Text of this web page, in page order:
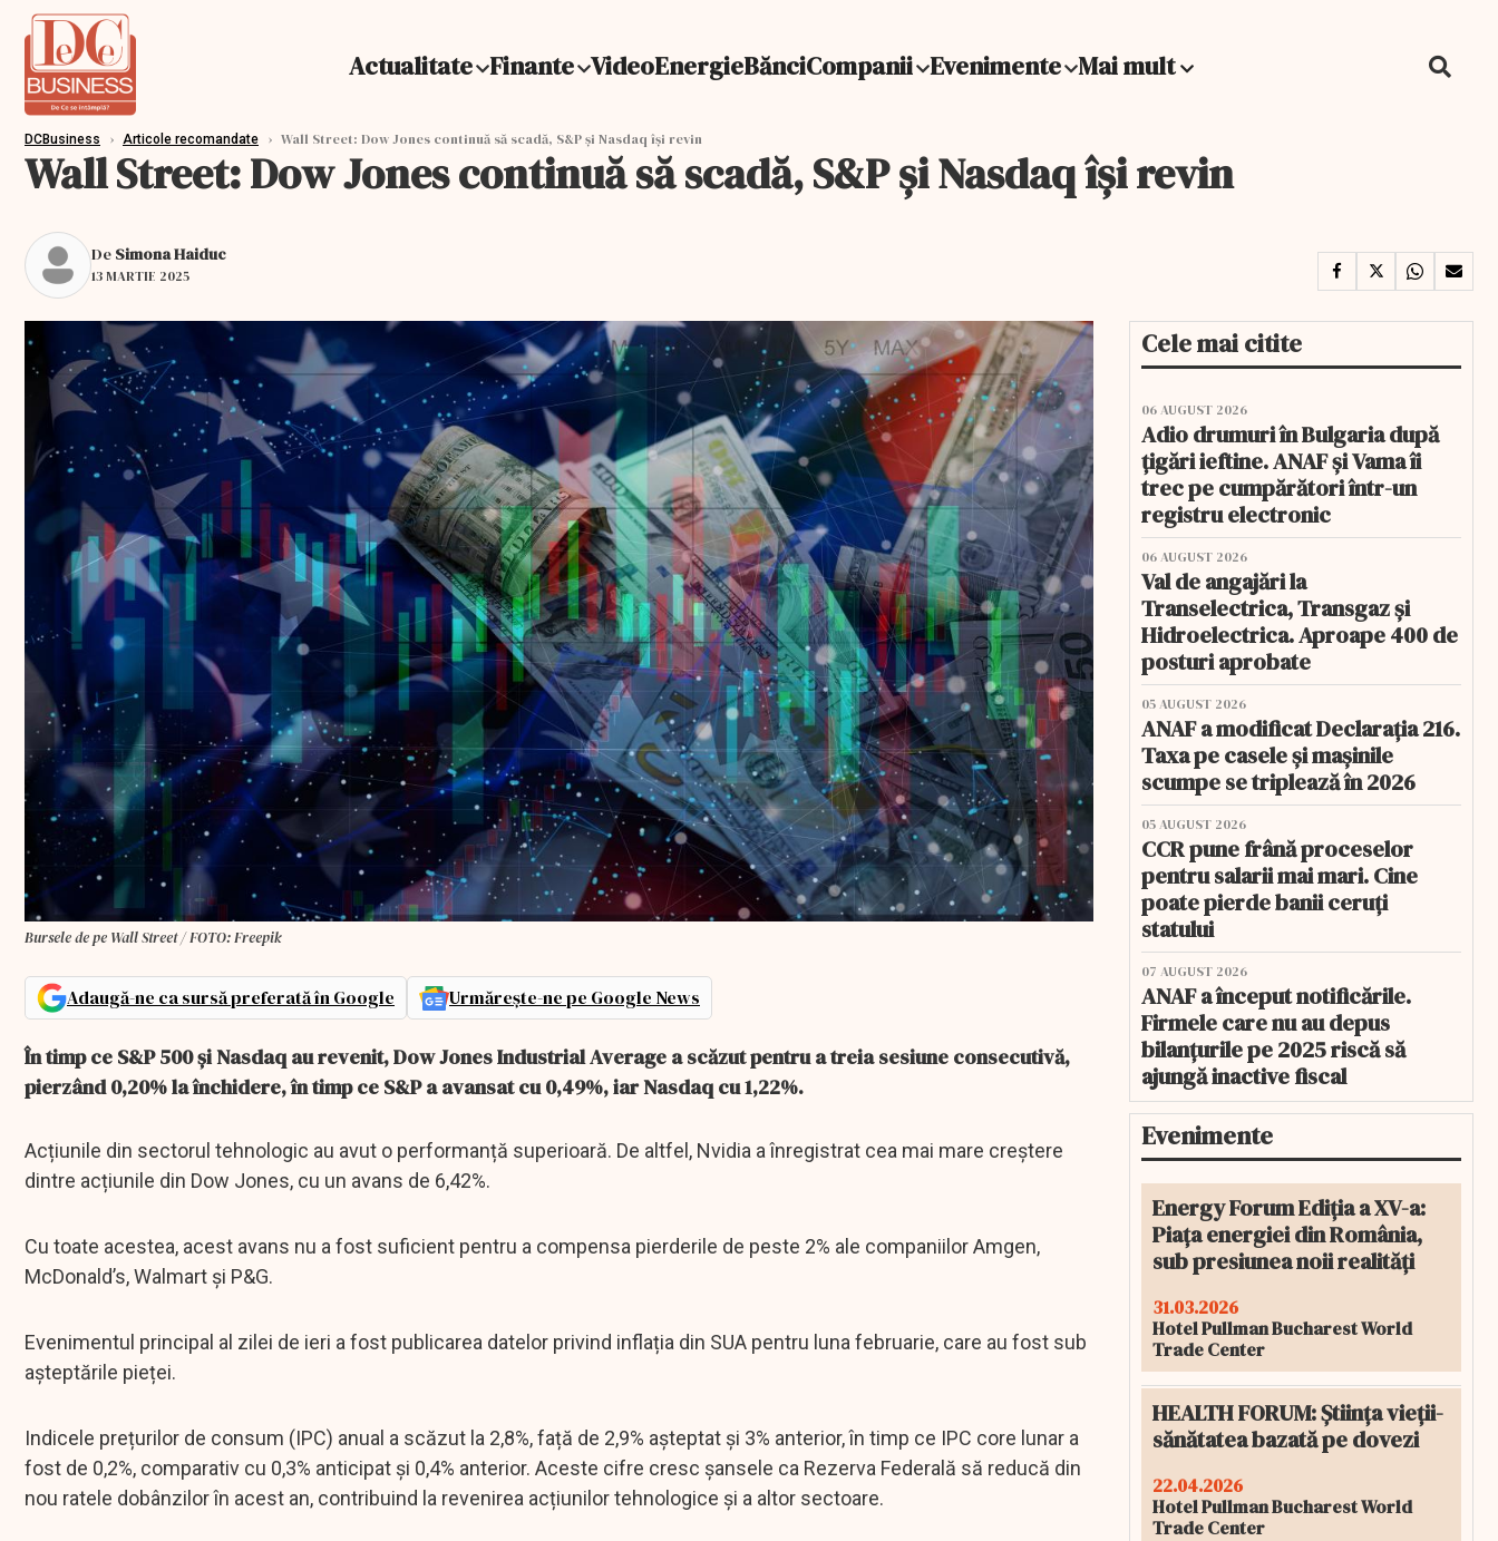
Actualitate Finante VideoEnergieBănciCompanii Evenimente Mai mult
DCBusiness › Articole recomandate › Wall Street: Dow Jones continuă să scadă, S&P și Nasdaq își revin
Wall Street: Dow Jones continuă să scadă, S&P și Nasdaq își revin
De Simona Haiduc
13 MARTIE 2025
Bursele de pe Wall Street / FOTO: Freepik
Adaugă-ne ca sursă preferată în Google Urmărește-ne pe Google News
În timp ce S&P 500 și Nasdaq au revenit, Dow Jones Industrial Average a scăzut pentru a treia sesiune consecutivă,
pierzând 0,20% la închidere, în timp ce S&P a avansat cu 0,49%, iar Nasdaq cu 1,22%.
Acțiunile din sectorul tehnologic au avut o performanță superioară. De altfel, Nvidia a înregistrat cea mai mare creștere
dintre acțiunile din Dow Jones, cu un avans de 6,42%.
Cu toate acestea, acest avans nu a fost suficient pentru a compensa pierderile de peste 2% ale companiilor Amgen,
McDonald’s, Walmart și P&G.
Evenimentul principal al zilei de ieri a fost publicarea datelor privind inflația din SUA pentru luna februarie, care au fost sub
așteptările pieței.
Indicele prețurilor de consum (IPC) anual a scăzut la 2,8%, față de 2,9% așteptat și 3% anterior, în timp ce IPC core lunar a
fost de 0,2%, comparativ cu 0,3% anticipat și 0,4% anterior. Aceste cifre cresc șansele ca Rezerva Federală să reducă din
nou ratele dobânzilor în acest an, contribuind la revenirea acțiunilor tehnologice și a altor sectoare.
Cele mai citite
06 AUGUST 2026
Adio drumuri în Bulgaria după
țigări ieftine. ANAF și Vama îi
trec pe cumpărători într-un
registru electronic
06 AUGUST 2026
Val de angajări la
Transelectrica, Transgaz și
Hidroelectrica. Aproape 400 de
posturi aprobate
05 AUGUST 2026
ANAF a modificat Declarația 216.
Taxa pe casele și mașinile
scumpe se triplează în 2026
05 AUGUST 2026
CCR pune frână proceselor
pentru salarii mai mari. Cine
poate pierde banii ceruți
statului
07 AUGUST 2026
ANAF a început notificările.
Firmele care nu au depus
bilanțurile pe 2025 riscă să
ajungă inactive fiscal
Evenimente
Energy Forum Ediția a XV-a:
Piața energiei din România,
sub presiunea noii realități
31.03.2026
Hotel Pullman Bucharest World
Trade Center
HEALTH FORUM: Știința vieții-
sănătatea bazată pe dovezi
22.04.2026
Hotel Pullman Bucharest World
Trade Center